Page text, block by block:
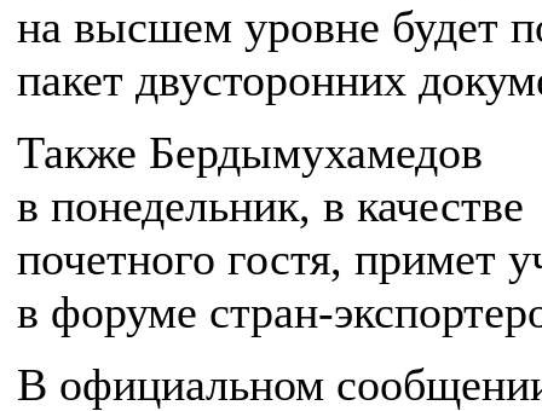
на высшем уровне будет
пакет двусторонних
Также Бердымухамедов
в понедельник, в качестве
почетного гостя, примет
в форуме стран-
В официальном